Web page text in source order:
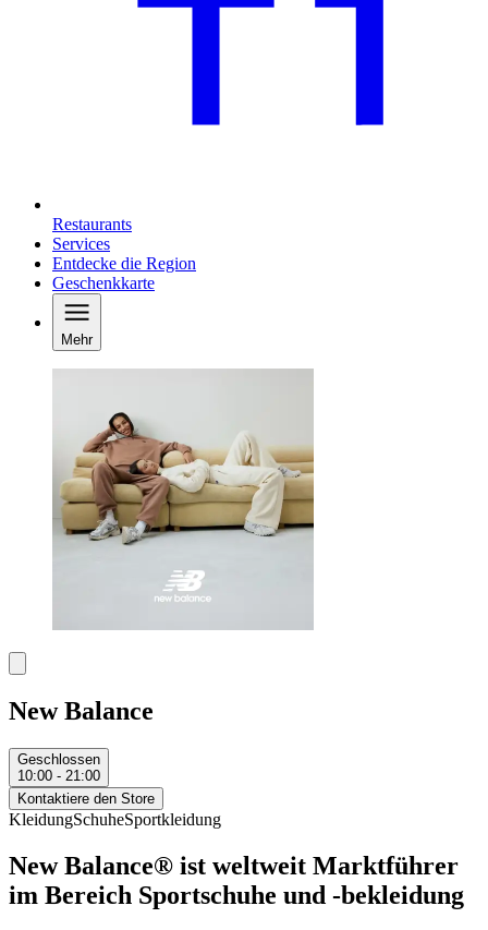
Restaurants
Services
Entdecke die Region
Geschenkkarte
Mehr
New Balance
Geschlossen
10:00 - 21:00
Kontaktiere den Store
KleidungSchuheSportkleidung
New Balance® ist weltweit Marktführer
im Bereich Sportschuhe und -bekleidung